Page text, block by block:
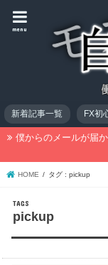
menu
新着記事一覧 FX初
僕からのメールが届
HOME タグ : pickup
pickup